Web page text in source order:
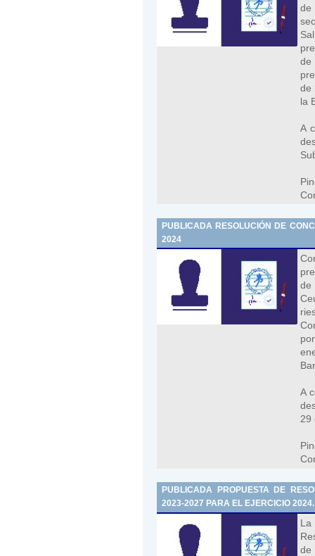
de
de
de
la
A
PUBLICADA RESOLUCIÓN DE
2024
de
A
29
PUBLICADA PROPUESTA DE
2023-2027 PARA EL EJERCICIO 2024.
La
de